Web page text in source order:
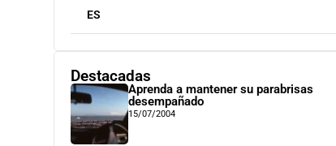
ES
Destacadas
Aprenda a mantener su parabrisas
desempañado
15/07/2004